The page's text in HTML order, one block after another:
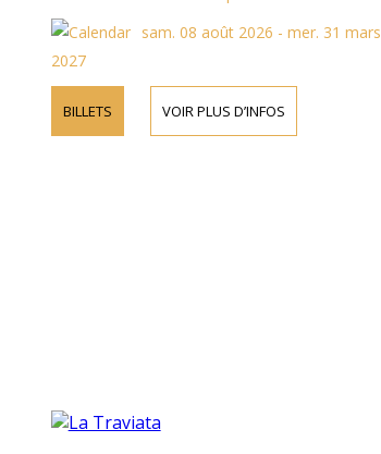
sam. 08 août 2026 - mer. 31 mars
2027
BILLETS VOIR PLUS D’INFOS